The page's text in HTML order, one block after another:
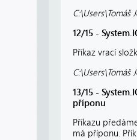
C:\Users\Tomáš
12/15 -
Příkaz vrací
C:\Users\Tomáš
13/15 -
příponu
Příkazu
má příponu.